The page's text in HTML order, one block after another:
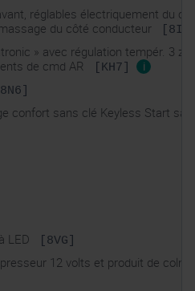
réglables électriquement du
du côté conducteur
» avec régulation tempér. 3
de cmd AR
[KH7] i
[8N6]
confort sans clé Keyless Start
LED [8VG]
12 volts et produit de